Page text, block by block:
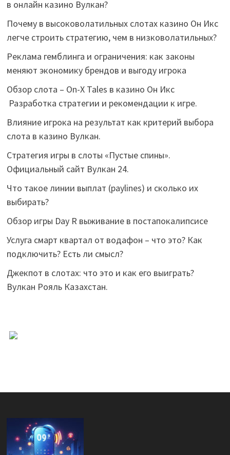
в онлайн казино Вулкан?
Почему в высоковолатильных слотах казино Он Икс
легче строить стратегию, чем в низковолатильных?
Реклама гемблинга и ограничения: как законы
меняют экономику брендов и выгоду игрока
Обзор слота – On-X Tales в казино Он Икс
Разработка стратегии и рекомендации к игре.
Влияние игрока на результат как критерий выбора
слота в казино Вулкан.
Стратегия игры в слоты «Пустые спины».
Официальный сайт Вулкан 24.
Что такое линии выплат (paylines) и сколько их
выбирать?
Обзор игры Day R выживание в постапокалипсисе
Услуга смарт квартал от водафон – что это? Как
подключить? Есть ли смысл?
Джекпот в слотах: что это и как его выиграть?
Вулкан Рояль Казахстан.